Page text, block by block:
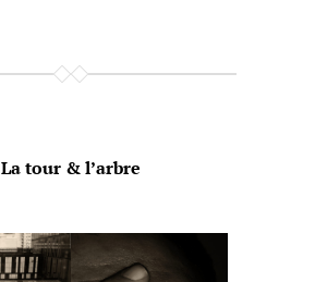
La tour & l’arbre